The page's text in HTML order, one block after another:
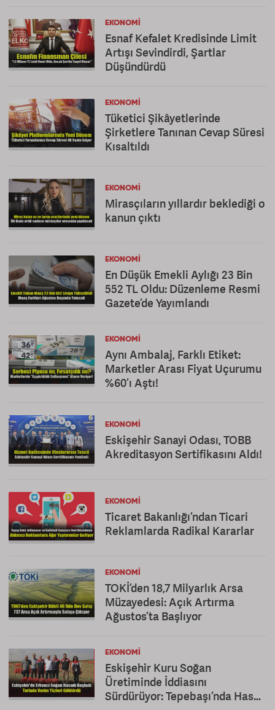
EKONOMI
Esnaf Kefalet Kredisinde Limit
Artışı Sevindirdi, Şartlar
Düşündürdü
EKONOMI
Tüketici Şikâyetlerinde
Şirketlere Tanınan Cevap Süresi
Kısaltıldı
EKONOMI
Mirasçıların yıllardır beklediği o
kanun çıktı
EKONOMI
En Düşük Emekli Aylığı 23 Bin
552 TL Oldu: Düzenleme Resmi
Gazete’de Yayımlandı
EKONOMI
Aynı Ambalaj, Farklı Etiket:
Marketler Arası Fiyat Uçurumu
%60’ı Aştı!
EKONOMI
Eskişehir Sanayi Odası, TOBB
Akreditasyon Sertifikasını Aldı!
EKONOMI
Ticaret Bakanlığı’ndan Ticari
Reklamlarda Radikal Kararlar
EKONOMI
TOKİ’den 18,7 Milyarlık Arsa
Müzayedesi: Açık Artırma
Ağustos’ta Başlıyor
EKONOMI
Eskişehir Kuru Soğan
Üretiminde İddiasını
Sürdürüyor: Tepebaşı’nda Hasat